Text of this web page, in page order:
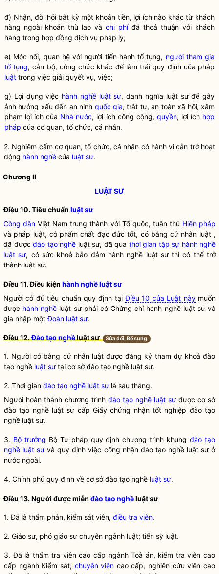
đ) Nhận, đòi hỏi bất kỳ một khoản tiền, lợi ích nào khác từ khách
hàng ngoài khoản thù lao và chi phíđã thoả thuận với khách
hàng trong hợp đồng dịch vụ pháp lý;
e) Móc nối, quan hệ với người tiến hành tố tụng, người tham gia
tố tụng, cán bộ, công chức khác để làm trái quy định của pháp
luật trong việc giải quyết vụ, việc;
g) Lợi dụng việc hành nghề luật sư, danh nghĩa luật sưđể gây
ảnh hưởng xấu đến an ninh quốc gia, trật tự, an toàn xã hội, xâm
phạm lợi ích của Nhà nước, lợi ích công cộng, quyền, lợi ích hợp
pháp của cơ quan, tổ chức, cá nhân.
2. Nghiêm cấm cơ quan, tổ chức, cá nhân có hành vi cản trở hoạt
động hành nghề của luật sư.
Chương II
LUẬT SƯ
Điều 10. Tiêu chuẩn luật sư
Công dân Việt Nam trung thành với Tổ quốc, tuân thủ Hiến pháp
và pháp luật, có phẩm chất đạo đức tốt, có bằng cử nhân luật ,
đã được đào tạo nghề luật sư, đã qua thời gian tập sự hành nghề
luật sư, có sức khoẻ bảo đảm hành nghề luật sư thì có thể trở
thành luật sư.
Điều 11. Điều kiện hành nghềluật sư
Người có đủ tiêu chuẩn quy định tạiĐiều 10 của Luật nàymuốn
được hành nghề luật sư phải có Chứng chỉ hành nghềluật sư và
gia nhập mộtĐoàn luật sư.
Điều 12.Đào tạo nghềluật sư Sửa đổi, Bổ sung
1. Người có bằng cử nhân luật được đăng ký tham dự khoá đào
tạo nghề luật sư tại cơ sở đào tạo nghề luật sư.
2. Thời gian đào tạo nghề luật sư là sáu tháng.
Người hoàn thành chương trình đào tạo nghề luật sư được cơ sở
đào tạo nghề luật sư cấp Giấy chứng nhận tốt nghiệp đào tạo
nghề luật sư.
3. Bộ trưởng Bộ Tư pháp quy định chương trình khungđào tạo
nghề luật sư và quy định việc công nhận đào tạo nghề luật sưở
nước ngoài.
4. Chính phủ quy định về cơ sở đào tạo nghề luật sư.
Điều 13. Người được miễn đào tạo nghềluật sư
1. Đã là thẩm phán, kiểm sát viên, điều tra viên.
2. Giáo sư, phó giáo sư chuyên ngành luật; tiến sỹ luật.
3. Đã là thẩm tra viên cao cấp ngành Toà án, kiểm tra viên cao
cấp ngành Kiểm sát; chuyên viên cao cấp, nghiên cứu viên cao